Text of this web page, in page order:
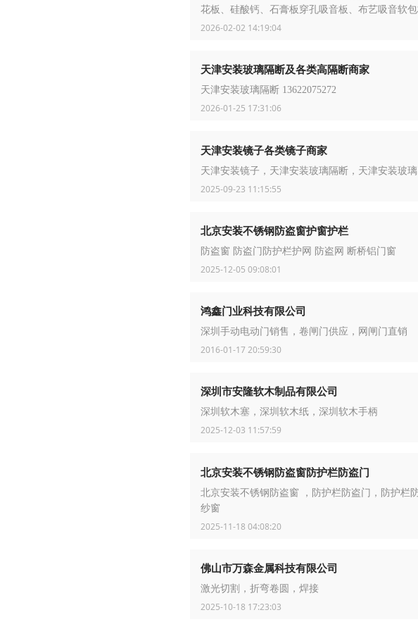
花板、硅酸钙、石膏板穿孔吸音板、布艺吸音软
2026-02-02 14:19:04
天津安装玻璃隔断及各类高隔断商家
天津安装玻璃隔断 13622075272
2026-01-25 17:31:06
天津安装镜子各类镜子商家
天津安装镜子，天津安装玻璃隔断，天津安装玻
2025-09-23 11:15:55
北京安装不锈钢防盗窗护窗护栏
防盗窗 防盗门防护栏护网 防盗网 断桥铝门窗
2025-12-05 09:08:01
鸿鑫门业科技有限公司
深圳手动电动门销售，卷闸门供应，网闸门直销
2016-01-17 20:59:30
深圳市安隆软木制品有限公司
深圳软木塞，深圳软木纸，深圳软木手柄
2025-12-03 11:57:59
北京安装不锈钢防盗窗防护栏防盗门
北京安装不锈钢防盗窗 ，防护栏防盗门，防护栏
纱窗
2025-11-18 04:08:20
佛山市万森金属科技有限公司
激光切割，折弯卷圆，焊接
2025-10-18 17:23:03